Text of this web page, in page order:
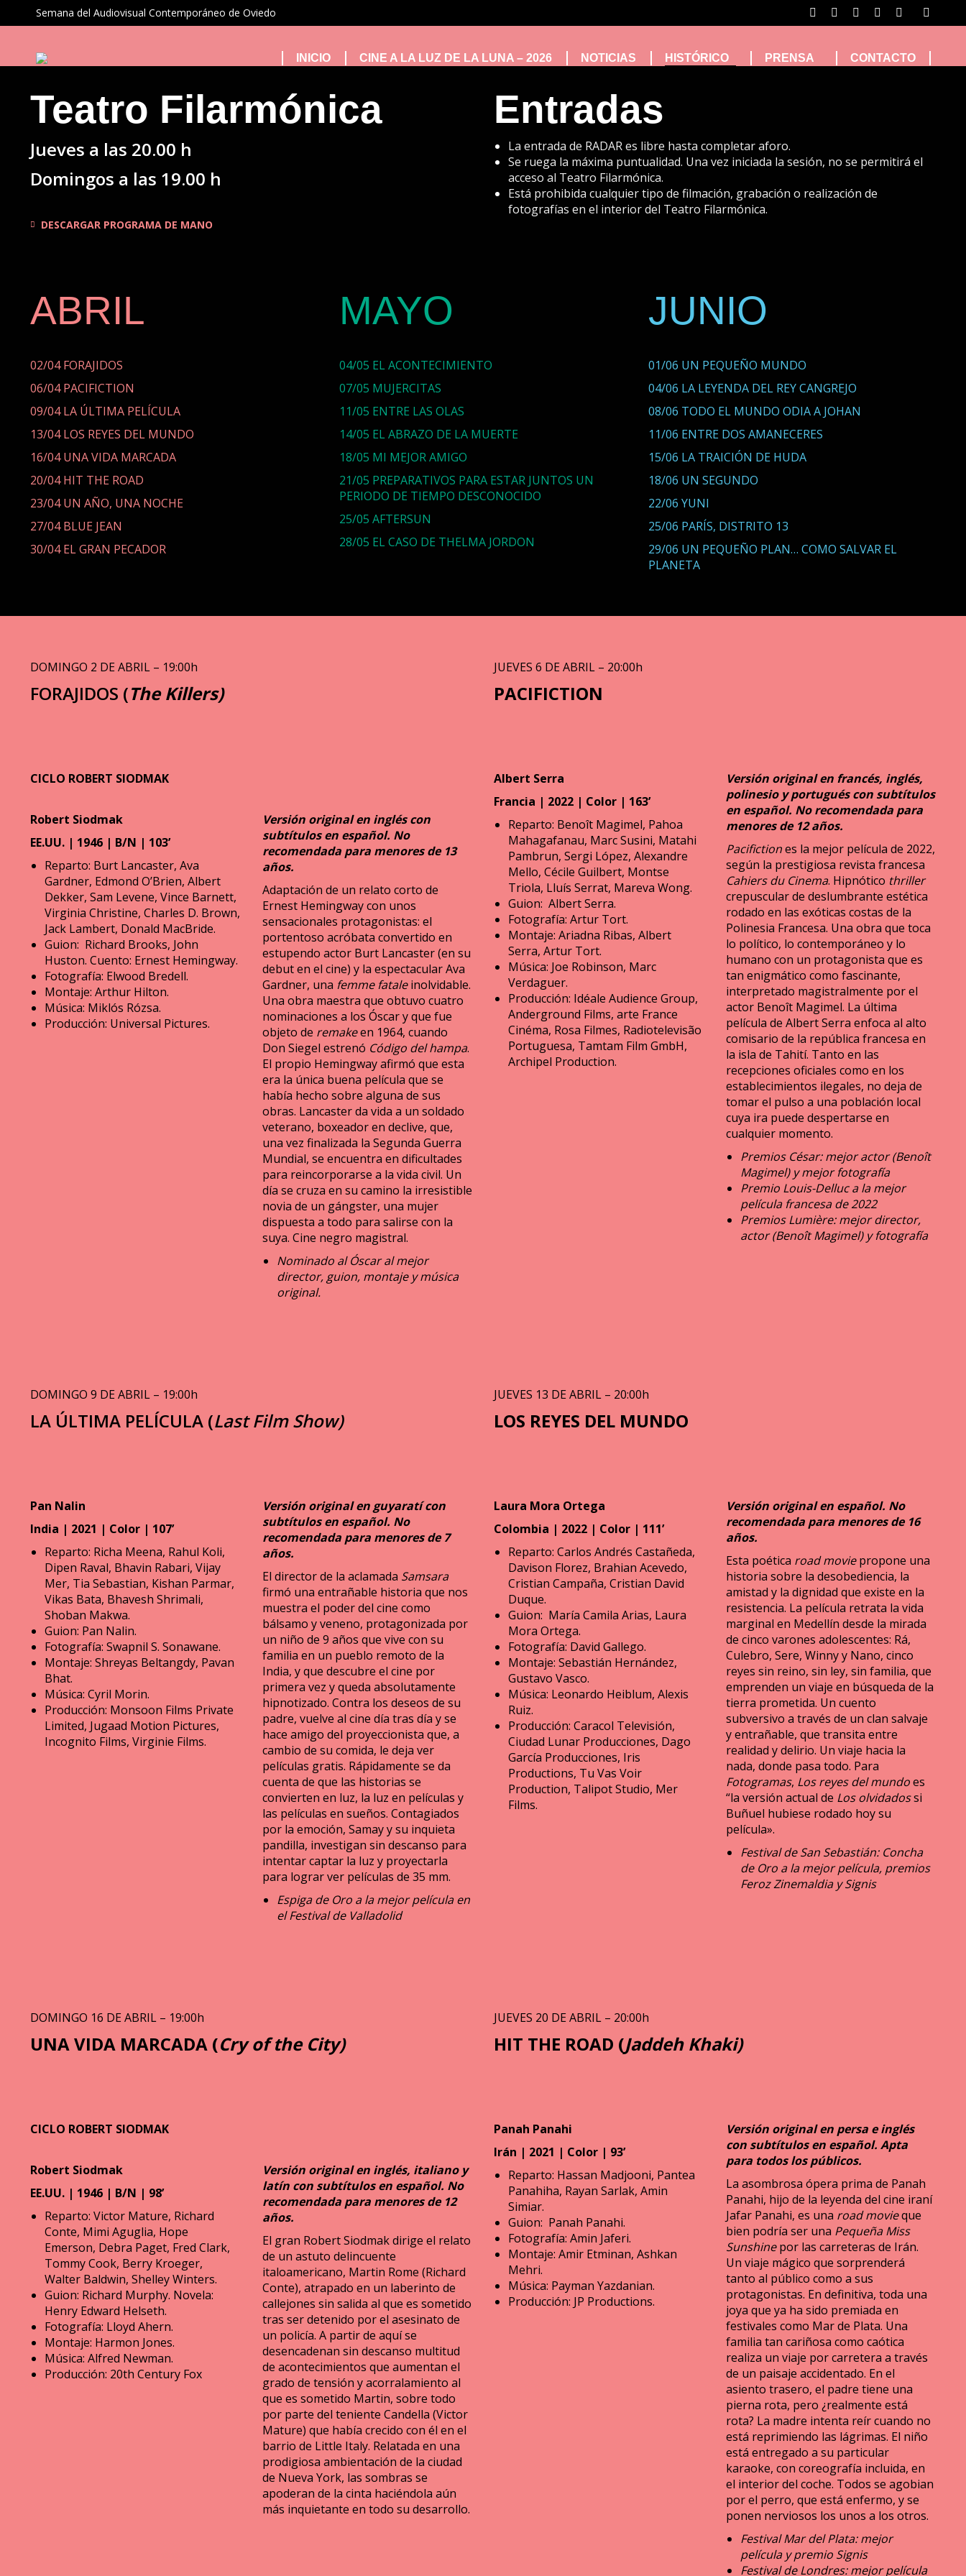
Semana del Audiovisual Contemporáneo de Oviedo
Facebook
opens
Twitter
opens
Instagram
opens
YouTube
opens
Vimeo
opens
Buscar:
INICIO CINE A LA LUZ DE LA LUNA – 2026 NOTICIAS HISTÓRICO PRENSA CONTACTO
Teatro Filarmónica
Jueves a las 20.00 h
Domingos a las 19.00 h
DESCARGAR PROGRAMA DE MANO
Entradas
La entrada de RADAR es libre hasta completar aforo.
Se ruega la máxima puntualidad. Una vez iniciada la sesión, no se permitirá el
acceso al Teatro Filarmónica.
Está prohibida cualquier tipo de filmación, grabación o realización de
fotografías en el interior del Teatro Filarmónica.
ABRIL
02/04 FORAJIDOS
06/04 PACIFICTION
09/04 LA ÚLTIMA PELÍCULA
13/04 LOS REYES DEL MUNDO
16/04 UNA VIDA MARCADA
20/04 HIT THE ROAD
23/04 UN AÑO, UNA NOCHE
27/04 BLUE JEAN
30/04 EL GRAN PECADOR
MAYO
04/05 EL ACONTECIMIENTO
07/05 MUJERCITAS
11/05 ENTRE LAS OLAS
14/05 EL ABRAZO DE LA MUERTE
18/05 MI MEJOR AMIGO
21/05 PREPARATIVOS PARA ESTAR JUNTOS UN
PERIODO DE TIEMPO DESCONOCIDO
25/05 AFTERSUN
28/05 EL CASO DE THELMA JORDON
JUNIO
01/06 UN PEQUEÑO MUNDO
04/06 LA LEYENDA DEL REY CANGREJO
08/06 TODO EL MUNDO ODIA A JOHAN
11/06 ENTRE DOS AMANECERES
15/06 LA TRAICIÓN DE HUDA
18/06 UN SEGUNDO
22/06 YUNI
25/06 PARÍS, DISTRITO 13
29/06 UN PEQUEÑO PLAN… COMO SALVAR EL
PLANETA
DOMINGO 2 DE ABRIL – 19:00h
FORAJIDOS (The Killers)
CICLO ROBERT SIODMAK
Robert Siodmak
EE.UU. | 1946 | B/N | 103’
Reparto: Burt Lancaster, Ava
Gardner, Edmond O’Brien, Albert
Dekker, Sam Levene, Vince Barnett,
Virginia Christine, Charles D. Brown,
Jack Lambert, Donald MacBride.
Guion: Richard Brooks, John
Huston. Cuento: Ernest Hemingway.
Fotografía: Elwood Bredell.
Montaje: Arthur Hilton.
Música: Miklós Rózsa.
Producción: Universal Pictures.
Versión original en inglés con
subtítulos en español. No
recomendada para menores de 13
años.
Adaptación de un relato corto de
Ernest Hemingway con unos
sensacionales protagonistas: el
portentoso acróbata convertido en
estupendo actor Burt Lancaster (en su
debut en el cine) y la espectacular Ava
Gardner, una femme fataleinolvidable.
Una obra maestra que obtuvo cuatro
nominaciones a los Óscar y que fue
objeto de remakeen 1964, cuando
Don Siegel estrenó Código del hampa.
El propio Hemingway afirmó que esta
era la única buena película que se
había hecho sobre alguna de sus
obras. Lancaster da vida a un soldado
veterano, boxeador en declive, que,
una vez finalizada la Segunda Guerra
Mundial, se encuentra en dificultades
para reincorporarse a la vida civil. Un
día se cruza en su camino la irresistible
novia de un gángster, una mujer
dispuesta a todo para salirse con la
suya. Cine negro magistral.
Nominado al Óscar al mejor
director, guion, montaje y música
original.
JUEVES 6 DE ABRIL – 20:00h
PACIFICTION
Albert Serra
Francia | 2022 | Color | 163’
Reparto: Benoît Magimel, Pahoa
Mahagafanau, Marc Susini, Matahi
Pambrun, Sergi López, Alexandre
Mello, Cécile Guilbert, Montse
Triola, Lluís Serrat, Mareva Wong.
Guion: Albert Serra.
Fotografía: Artur Tort.
Montaje: Ariadna Ribas, Albert
Serra, Artur Tort.
Música: Joe Robinson, Marc
Verdaguer.
Producción: Idéale Audience Group,
Anderground Films, arte France
Cinéma, Rosa Filmes, Radiotelevisão
Portuguesa, Tamtam Film GmbH,
Archipel Production.
Versión original en francés, inglés,
polinesio y portugués con subtítulos
en español. No recomendada para
menores de 12 años.
Pacifictiones la mejor película de 2022,
según la prestigiosa revista francesa
Cahiers du Cinema. Hipnótico thriller
crepuscular de deslumbrante estética
rodado en las exóticas costas de la
Polinesia Francesa. Una obra que toca
lo político, lo contemporáneo y lo
humano con un protagonista que es
tan enigmático como fascinante,
interpretado magistralmente por el
actor Benoît Magimel. La última
película de Albert Serra enfoca al alto
comisario de la república francesa en
la isla de Tahití. Tanto en las
recepciones oficiales como en los
establecimientos ilegales, no deja de
tomar el pulso a una población local
cuya ira puede despertarse en
cualquier momento.
Premios César: mejor actor (Benoît
Magimel) y mejor fotografía
Premio Louis-Delluc a la mejor
película francesa de 2022
Premios Lumière: mejor director,
actor (Benoît Magimel) y fotografía
DOMINGO 9 DE ABRIL – 19:00h
LA ÚLTIMA PELÍCULA (Last Film Show)
Pan Nalin
India | 2021 | Color | 107’
Reparto: Richa Meena, Rahul Koli,
Dipen Raval, Bhavin Rabari, Vijay
Mer, Tia Sebastian, Kishan Parmar,
Vikas Bata, Bhavesh Shrimali,
Shoban Makwa.
Guion: Pan Nalin.
Fotografía: Swapnil S. Sonawane.
Montaje: Shreyas Beltangdy, Pavan
Bhat.
Música: Cyril Morin.
Producción: Monsoon Films Private
Limited, Jugaad Motion Pictures,
Incognito Films, Virginie Films.
Versión original en guyaratí con
subtítulos en español. No
recomendada para menores de 7
años.
El director de la aclamada Samsara
firmó una entrañable historia que nos
muestra el poder del cine como
bálsamo y veneno, protagonizada por
un niño de 9 años que vive con su
familia en un pueblo remoto de la
India, y que descubre el cine por
primera vez y queda absolutamente
hipnotizado. Contra los deseos de su
padre, vuelve al cine día tras día y se
hace amigo del proyeccionista que, a
cambio de su comida, le deja ver
películas gratis. Rápidamente se da
cuenta de que las historias se
convierten en luz, la luz en películas y
las películas en sueños. Contagiados
por la emoción, Samay y su inquieta
pandilla, investigan sin descanso para
intentar captar la luz y proyectarla
para lograr ver películas de 35 mm.
Espiga de Oro a la mejor película en
el Festival de Valladolid
JUEVES 13 DE ABRIL – 20:00h
LOS REYES DEL MUNDO
Laura Mora Ortega
Colombia | 2022 | Color | 111’
Reparto: Carlos Andrés Castañeda,
Davison Florez, Brahian Acevedo,
Cristian Campaña, Cristian David
Duque.
Guion: María Camila Arias, Laura
Mora Ortega.
Fotografía: David Gallego.
Montaje: Sebastián Hernández,
Gustavo Vasco.
Música: Leonardo Heiblum, Alexis
Ruiz.
Producción: Caracol Televisión,
Ciudad Lunar Producciones, Dago
García Producciones, Iris
Productions, Tu Vas Voir
Production, Talipot Studio, Mer
Films.
Versión original en español. No
recomendada para menores de 16
años.
Esta poética road moviepropone una
historia sobre la desobediencia, la
amistad y la dignidad que existe en la
resistencia. La película retrata la vida
marginal en Medellín desde la mirada
de cinco varones adolescentes: Rá,
Culebro, Sere, Winny y Nano, cinco
reyes sin reino, sin ley, sin familia, que
emprenden un viaje en búsqueda de la
tierra prometida. Un cuento
subversivo a través de un clan salvaje
y entrañable, que transita entre
realidad y delirio. Un viaje hacia la
nada, donde pasa todo. Para
Fotogramas, Los reyes del mundoes
“la versión actual de Los olvidadossi
Buñuel hubiese rodado hoy su
película».
Festival de San Sebastián: Concha
de Oro a la mejor película, premios
Feroz Zinemaldia y Signis
DOMINGO 16 DE ABRIL – 19:00h
UNA VIDA MARCADA (Cry of the City)
CICLO ROBERT SIODMAK
Robert Siodmak
EE.UU. | 1946 | B/N | 98’
Reparto: Victor Mature, Richard
Conte, Mimi Aguglia, Hope
Emerson, Debra Paget, Fred Clark,
Tommy Cook, Berry Kroeger,
Walter Baldwin, Shelley Winters.
Guion: Richard Murphy. Novela:
Henry Edward Helseth.
Fotografía: Lloyd Ahern.
Montaje: Harmon Jones.
Música: Alfred Newman.
Producción: 20th Century Fox
Versión original en inglés, italiano y
latín con subtítulos en español. No
recomendada para menores de 12
años.
El gran Robert Siodmak dirige el relato
de un astuto delincuente
italoamericano, Martin Rome (Richard
Conte), atrapado en un laberinto de
callejones sin salida al que es sometido
tras ser detenido por el asesinato de
un policía. A partir de aquí se
desencadenan sin descanso multitud
de acontecimientos que aumentan el
grado de tensión y acorralamiento al
que es sometido Martin, sobre todo
por parte del teniente Candella (Victor
Mature) que había crecido con él en el
barrio de Little Italy. Relatada en una
prodigiosa ambientación de la ciudad
de Nueva York, las sombras se
apoderan de la cinta haciéndola aún
más inquietante en todo su desarrollo.
JUEVES 20 DE ABRIL – 20:00h
HIT THE ROAD (Jaddeh Khaki)
Panah Panahi
Irán | 2021 | Color | 93’
Reparto: Hassan Madjooni, Pantea
Panahiha, Rayan Sarlak, Amin
Simiar.
Guion: Panah Panahi.
Fotografía: Amin Jaferi.
Montaje: Amir Etminan, Ashkan
Mehri.
Música: Payman Yazdanian.
Producción: JP Productions.
Versión original en persa e inglés
con subtítulos en español. Apta
para todos los públicos.
La asombrosa ópera prima de Panah
Panahi, hijo de la leyenda del cine iraní
Jafar Panahi, es una road movieque
bien podría ser una Pequeña Miss
Sunshinepor las carreteras de Irán.
Un viaje mágico que sorprenderá
tanto al público como a sus
protagonistas. En definitiva, toda una
joya que ya ha sido premiada en
festivales como Mar de Plata. Una
familia tan cariñosa como caótica
realiza un viaje por carretera a través
de un paisaje accidentado. En el
asiento trasero, el padre tiene una
pierna rota, pero ¿realmente está
rota? La madre intenta reír cuando no
está reprimiendo las lágrimas. El niño
está entregado a su particular
karaoke, con coreografía incluida, en
el interior del coche. Todos se agobian
por el perro, que está enfermo, y se
ponen nerviosos los unos a los otros.
Festival Mar del Plata: mejor
película y premio Signis
Festival de Londres: mejor película